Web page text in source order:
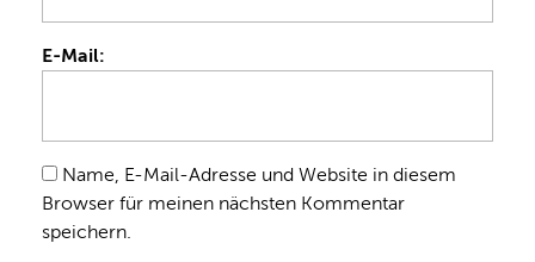
E-Mail:
Name, E-Mail-Adresse und Website in diesem
Browser für meinen nächsten Kommentar
speichern.